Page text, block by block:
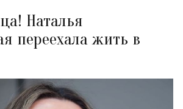
Наталья
переехала жить в